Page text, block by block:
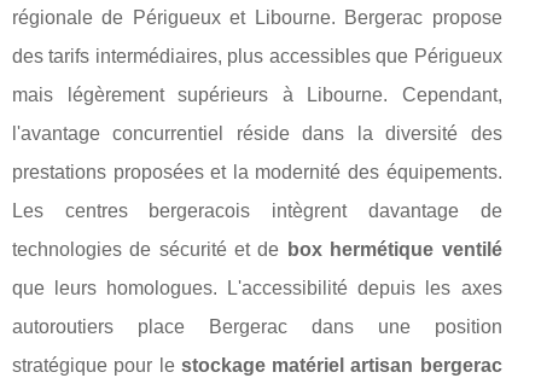
régionale de Périgueux et Libourne. Bergerac propose
des tarifs intermédiaires, plus accessibles que Périgueux
mais légèrement supérieurs à Libourne. Cependant,
l'avantage concurrentiel réside dans la diversité des
prestations proposées et la modernité des équipements.
Les centres bergeracois intègrent davantage de
technologies de sécurité et de box hermétique ventilé
que leurs homologues. L'accessibilité depuis les axes
autoroutiers place Bergerac dans une position
stratégique pour le stockage matériel artisan bergerac